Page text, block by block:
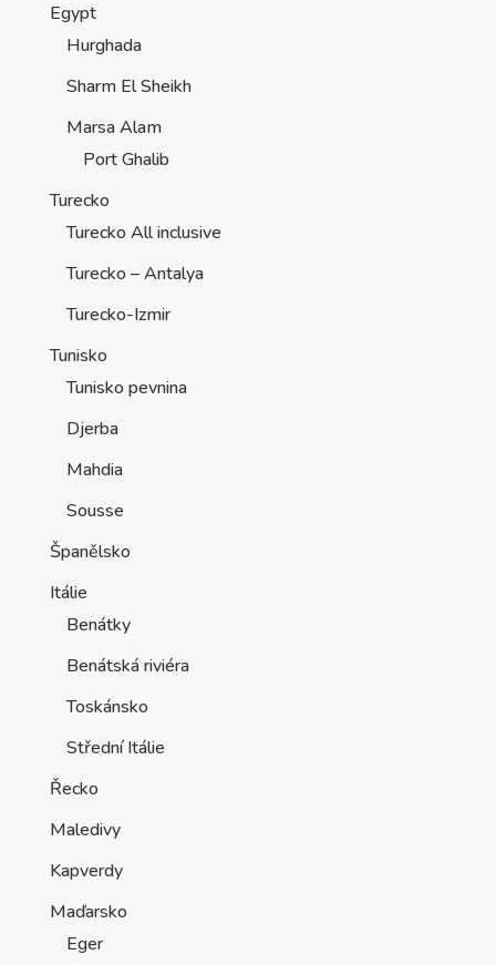
Egypt
Hurghada
Sharm El Sheikh
Marsa Alam
Port Ghalib
Turecko
Turecko All inclusive
Turecko – Antalya
Turecko-Izmir
Tunisko
Tunisko pevnina
Djerba
Mahdia
Sousse
Španělsko
Itálie
Benátky
Benátská riviéra
Toskánsko
Střední Itálie
Řecko
Maledivy
Kapverdy
Maďarsko
Eger